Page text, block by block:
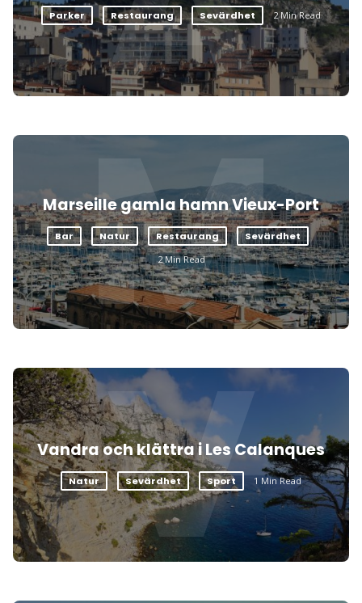
Parker Restaurang Sevärdhet 2 Min Read
M
Marseille gamla hamn Vieux-Port
Bar Natur Restaurang Sevärdhet
2 Min Read
V
Vandra och klättra i Les Calanques
Natur Sevärdhet Sport 1 Min Read